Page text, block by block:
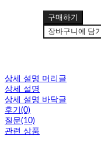
구매하기
장바구니에 담기
상세 설명 머리글
상세 설명
상세 설명 바닥글
후기(0)
질문(10)
관련 상품